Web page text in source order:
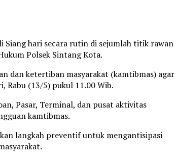
Siang hari secara rutin di sejumlah titik rawan
Polsek Sintang Kota.
dan ketertiban masyarakat (kamtibmas) agar
Rabu (13/5) pukul 11.00 Wib.
Pasar, Terminal, dan pusat aktivitas
kamtibmas.
langkah preventif untuk mengantisipasi